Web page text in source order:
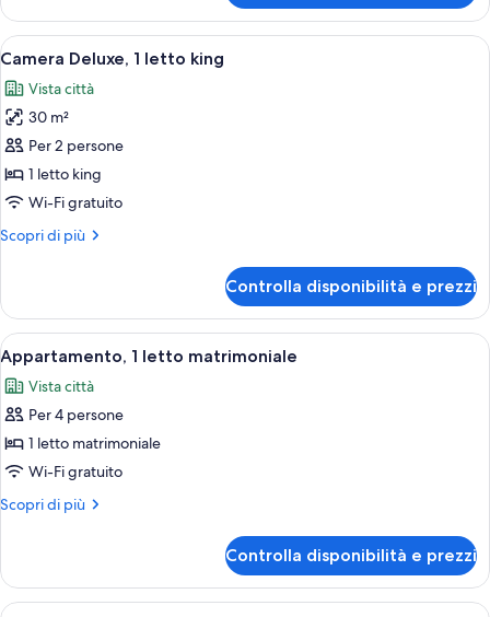
Deluxe,
letti
Apri
tutte
le
foto
per
Camera
Deluxe,
letto
Camera d'albergo con un letto
7
Camera Deluxe, 1 letto king
Vista città
30 m²
Per 2 persone
1 letto king
Wi-Fi gratuito
Scopri di più
Altri
Deluxe,
letto
king
Controlla disponibilità e prezzi
Apri
tutte
le
foto
per
Appartamento,
1
letto
Camera d'albergo con un letto, una
5
Appartamento, 1 letto matrimoniale
Vista città
Per 4 persone
1 letto matrimoniale
Wi-Fi gratuito
Scopri di più
Altri
1
letto
Controlla disponibilità e prezzi
Camera d'albergo con un letto